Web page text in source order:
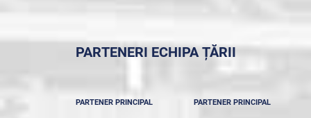
PARTENERI ECHIPA ȚĂRII
PARTENER PRINCIPAL PARTENER PRINCIPAL